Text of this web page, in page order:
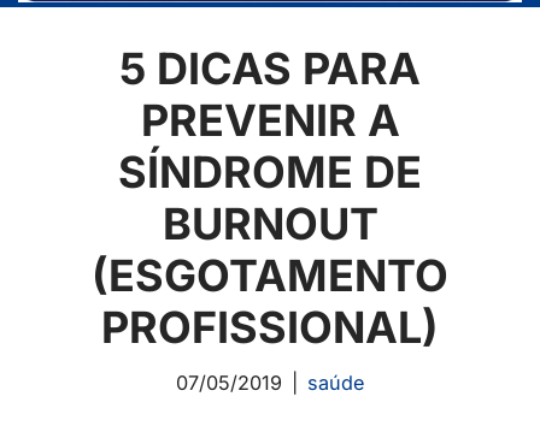
5 DICAS PARA
PREVENIR A
SÍNDROME DE
BURNOUT
(ESGOTAMENTO
PROFISSIONAL)
07/05/2019 saúde